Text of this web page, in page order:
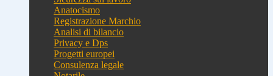
Anatocismo
Registrazione Marchio
Analisi di bilancio
Privacy e Dps
Progetti europei
Consulenza legale